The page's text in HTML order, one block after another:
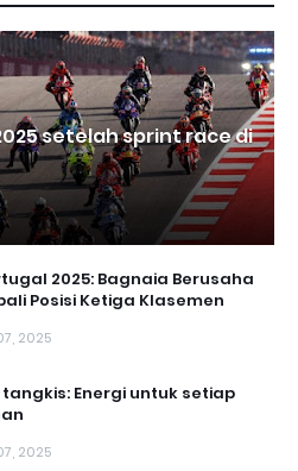
setelah sprint race di
2025: Bagnaia Berusaha
Posisi Ketiga Klasemen
2025
Energi untuk setiap
2025